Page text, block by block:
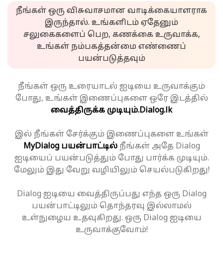
நீங்கள் ஒரு விசுவாசமான வாடிக்கையாளராக
இருந்தால். உங்களிடம் ஏதேனும்
சலுகைகளைப் பெற, கணக்கை உருவாக்க,
உங்கள் நம்பகத்தன்மை எண்ணைப்
பயன்படுத்தவும்
நீங்கள் ஒரு உரையாடல் ஐடியை உருவாக்கும்
போது, உங்கள் இணைப்புகளை ஒரே இடத்தில்
வைத்திருக்க முடியும்.Dialog.lk
இல் நீங்கள் சேர்க்கும் இணைப்புகளை உங்கள்
MyDialog பயன்பாட்டில்நீங்கள் அதே Dialog
ஐடியைப் பயன்படுத்தும் போது பார்க்க முடியும்.
மேலும் இது வேறு வழியிலும் செயல்படுகிறது!
Dialog ஐடியை வைத்திருப்பது எந்த ஒரு Dialog
பயன்பாட்டிலும் தொந்தரவு இல்லாமல்
உள்நுழைய உதவுகிறது. ஒரு Dialog ஐடியை
உருவாக்குவோம்!